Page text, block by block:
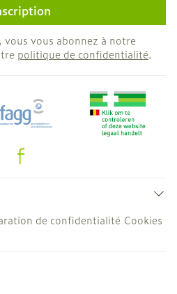
vous abonnez à notre
politique de confidentialité.
de confidentialité Cookies